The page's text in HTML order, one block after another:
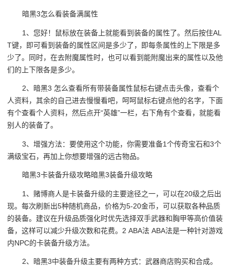
暗黑3怎么看装备满属性
1、您好！鼠标放在装备上就能看到装备的属性了。然后按住AL
T键，即可看到装备的属性区间是多少了，即每条属性的上下限是多
少了。同时，在去附魔属性时，也可以看到能附魔出来的属性以及他
们的上下限各是多少。
2、暗黑3 怎么查看所有带装备属性鼠标右键点击头像，查看个
人资料，其余的自己进去慢慢看吧，呵呵鼠标右键点他的名字，下面
有个查看个人资料，然后点开“英雄”一栏，右下角有个查看，就能看
别人的装备了。
3、增强方法：要使用这个功能，你需要准备1个传奇宝石和3个
满级宝石，再加上你想要增强的远古物品。
暗黑3卡装备升级攻略暗黑3装备升级攻略
1、赌博商人是卡装备升级的主要途径之一，可以在20级之后出
现。每次刷新出5种随机商品，价格为5-20金币，可以获取各种品质
的装备。建议在升级品质强化时优先选择双手武器和胸甲等高价值装
备，这样可以减少升级次数和花费。2 ABA法 ABA法是一种针对游戏
内NPC的卡装备升级方法。
2、暗黑3中装备升级主要有两种方式：武器商店购买和合成。